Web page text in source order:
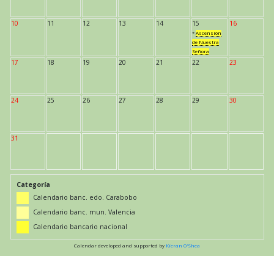
10 11 12 13 14 15
* Ascensión
de Nuestra
Señora
16
17 18 19 20 21 22 23
24 25 26 27 28 29 30
31
Categoría
Calendario banc. edo. Carabobo
Calendario banc. mun. Valencia
Calendario bancario nacional
Calendar developed and supported by Kieran O'Shea